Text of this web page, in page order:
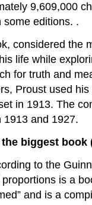
9,609,000
some editions. .
considered the
life while
for truth and
Proust used
in 1913. The
1913 and 1927.
biggest
to the
is a
and is a